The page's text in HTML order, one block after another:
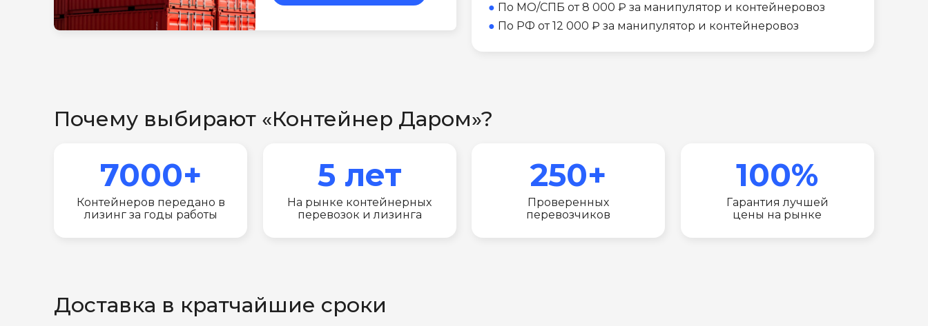
● По МО/СПБ от 8 000 ₽ за манипулятор и контейнеровоз
● По РФ от 12 000 ₽ за манипулятор и контейнеровоз
Почему выбирают «Контейнер Даром»?
7000+
Контейнеров передано в
лизинг за годы работы
5 лет
На рынке контейнерных
перевозок и лизинга
250+
Проверенных
перевозчиков
100%
Гарантия лучшей
цены на рынке
Доставка в кратчайшие сроки